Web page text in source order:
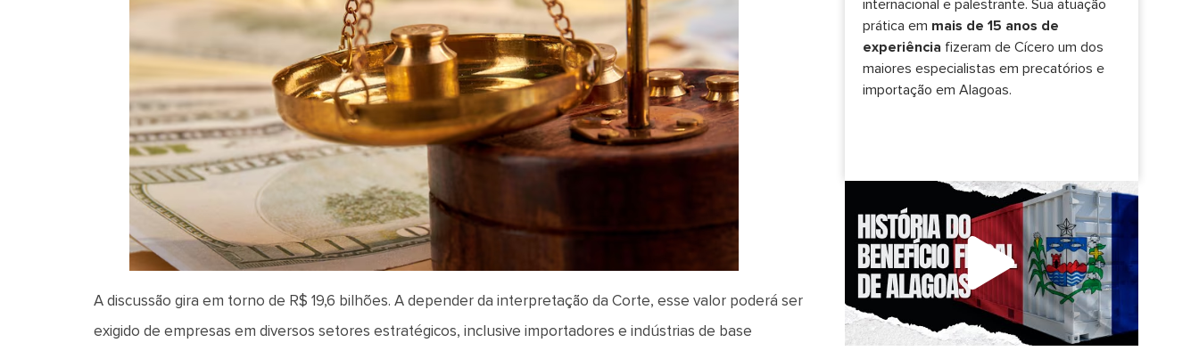
A discussão gira em torno de R$ 19,6 bilhões. A depender da interpretação da Corte, esse valor poderá ser
exigido de empresas em diversos setores estratégicos, inclusive importadores e indústrias de base
internacional e palestrante. Sua atuação
prática em mais de 15 anos de
experiência fizeram de Cícero um dos
maiores especialistas em precatórios e
importação em Alagoas.